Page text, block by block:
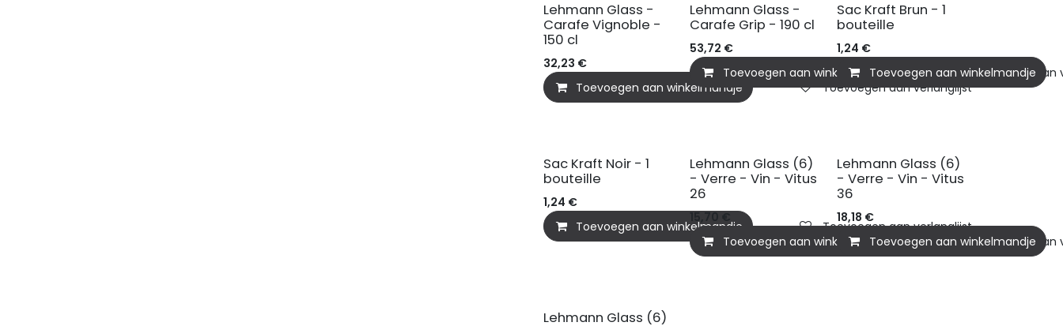
Lehmann Glass -
Carafe Vignoble -
150 cl
32,23 €
Toevoegen aan winkelmandje
Toevoegen aan verlanglijst
Lehmann Glass -
Carafe Grip - 190 cl
53,72 €
Toevoegen aan winkelmandje
Toevoegen aan
Sac Kraft Brun - 1
bouteille
1,24 €
Toevoegen aan winkelmandje
Sac Kraft Noir - 1
bouteille
1,24 €
Toevoegen aan winkelmandje
Toevoegen aan verlanglijst
Lehmann Glass (6)
- Verre - Vin - Vitus
26
15,70 €
Toevoegen aan winkelmandje
Toevoegen aan
Lehmann Glass (6)
- Verre - Vin - Vitus
36
18,18 €
Toevoegen aan winkelmandje
Lehmann Glass (6)